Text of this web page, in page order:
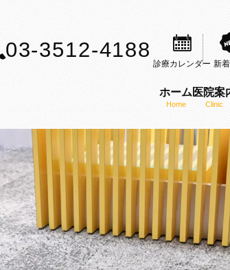
03-3512-4188
診療カレンダー 新
ホーム
Home
医院案
Clinic
KAZ矯正歯科の特徴
口腔内スキャナー（iTero）
感染予防対策
方へ
矯正装置のご紹介
セルフライゲーションブラケット装置（
カスタムメイド型リンガルブラケット
マウスピース型矯正装置（インビザライ
歯科矯正用アンカースクリューを用いた